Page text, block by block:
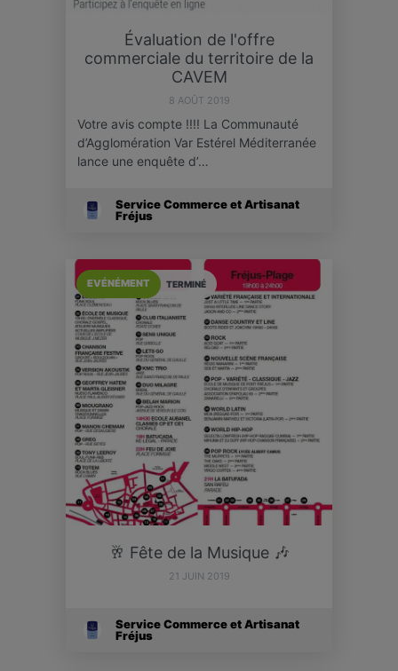
Évaluation de l'offre
commerciale du territoire de la
CAVEM
8 AOÛT 2019
Votre avis compte !!!! La Communauté
d’Agglomération Var Estérel Méditerranée
lance une enquête d’…
Service Commerce et Artisanat
Fréjus
TERMINÉ
EVÉNÉMENT
🥂 Fête de la Musique 🎶
21 JUIN 2019
Service Commerce et Artisanat
Fréjus